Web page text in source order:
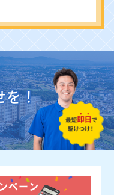
を！
ペーン